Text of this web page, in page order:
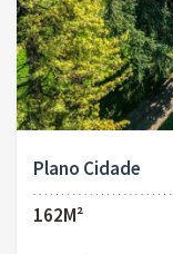
Plano Cidade
162M²